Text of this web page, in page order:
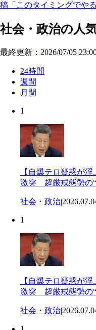
稿「このタイミングでや
社会・政治の人
最終更新：2026/07/05
24時間
週間
月間
1
【自爆テロ疑惑が
激突 超厳戒態勢の
社会・政治|
1
【自爆テロ疑惑が
激突 超厳戒態勢の
社会・政治|